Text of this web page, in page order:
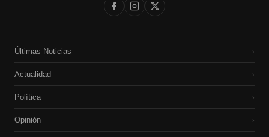
Últimas Noticias ›
Actualidad ›
Política ›
Opinión ›